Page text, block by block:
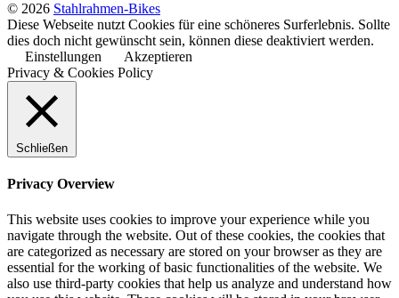
© 2026 Stahlrahmen-Bikes
Diese Webseite nutzt Cookies für eine schöneres Surferlebnis. Sollte
dies doch nicht gewünscht sein, können diese deaktiviert werden.
Einstellungen
Akzeptieren
Privacy & Cookies Policy
Schließen
Privacy Overview
This website uses cookies to improve your experience while you
navigate through the website. Out of these cookies, the cookies that
are categorized as necessary are stored on your browser as they are
essential for the working of basic functionalities of the website. We
also use third-party cookies that help us analyze and understand how